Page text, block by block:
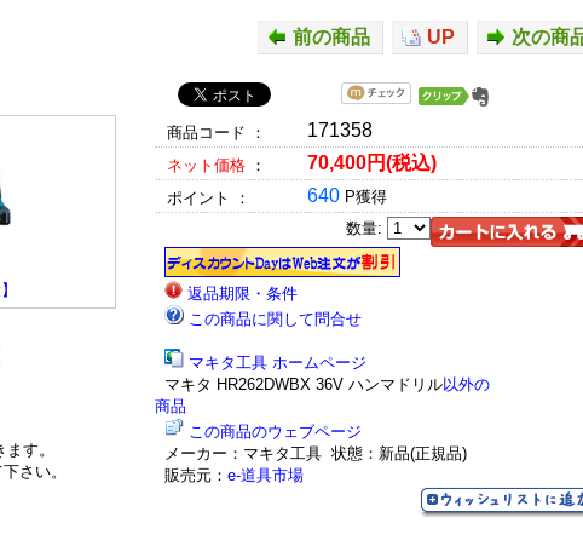
次の商
UP
前の商品
す。
さい。
商品コード ： 171358
ネット価格 ： 70,400円(税込)
ポイント ： 640 P獲得
数量:
返品期限・条件
この商品に関して問合せ
マキタ工具 ホームページ
マキタ HR262DWBX 36V ハンマドリル以外の
商品
この商品のウェブページ
メーカー：マキタ工具 状態：新品(正規品)
販売元： e-道具市場